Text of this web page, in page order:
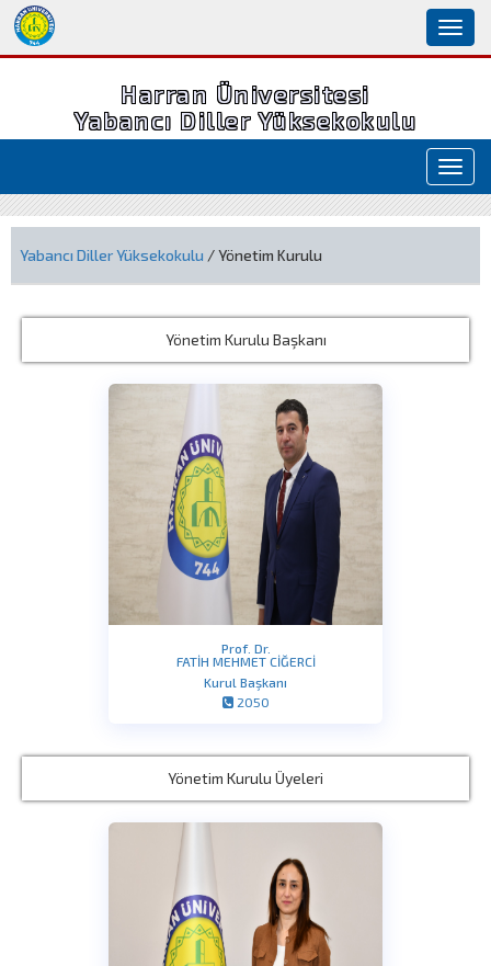
Harran Üniversitesi
Yabancı Diller Yüksekokulu
Yabancı Diller Yüksekokulu / Yönetim Kurulu